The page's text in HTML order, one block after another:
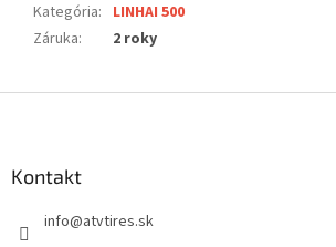
Kategória: LINHAI 500
Záruka: 2 roky
Kontakt
info@atvtires.sk